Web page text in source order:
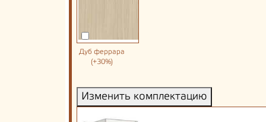
Дуб феррара
(+30%)
Изменить комплектацию